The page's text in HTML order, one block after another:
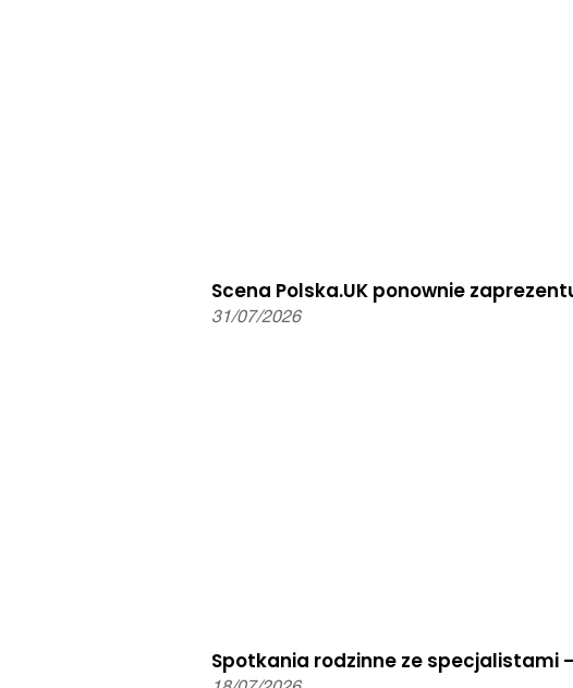
Scena Polska.UK ponownie
31/07/2026
Spotkania rodzinne ze specjalistami